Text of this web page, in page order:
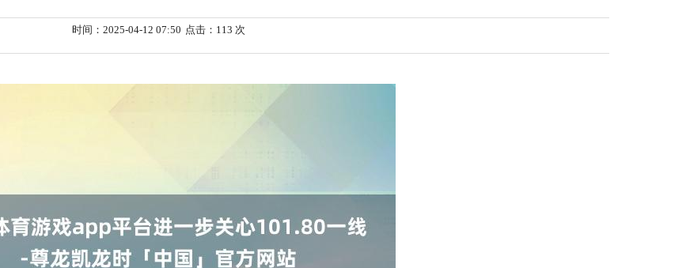
时间：2025-04-12 07:50 点击：113 次